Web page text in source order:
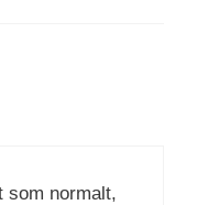
som normalt,